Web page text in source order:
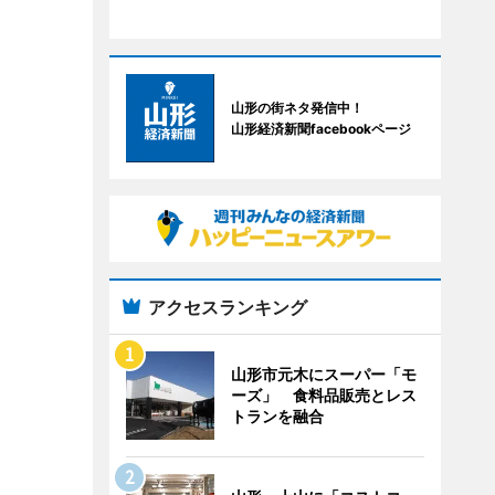
山形の街ネタ発信中！
山形経済新聞facebookページ
アクセスランキング
山形市元木にスーパー「モ
ーズ」 食料品販売とレス
トランを融合